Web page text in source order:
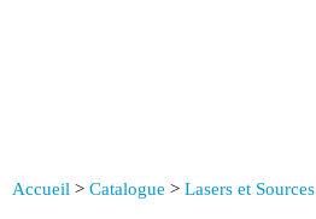
Accueil > Catalogue > Lasers et Sources